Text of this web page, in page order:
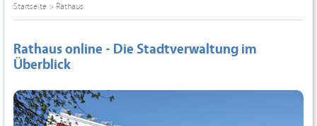
Startseite > Rathaus
Rathaus online - Die Stadtverwaltung im
Überblick